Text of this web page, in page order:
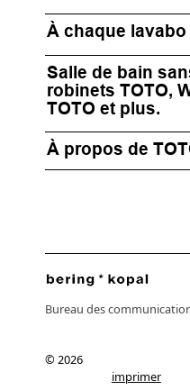
À chaque
Salle de bain
robinets TOTO,
TOTO et plus.
À propos de
Bureau des
© 2026
imprimer